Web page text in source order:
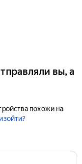
вы, а
похожи на